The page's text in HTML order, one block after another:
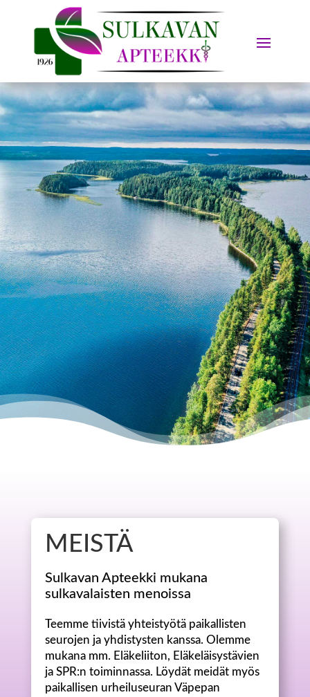
MEISTÄ
Sulkavan Apteekki mukana
sulkavalaisten menoissa
Teemme tiivistä yhteistyötä paikallisten
seurojen ja yhdistysten kanssa. Olemme
mukana mm. Eläkeliiton, Eläkeläisystävien
ja SPR:n toiminnassa. Löydät meidät myös
paikallisen urheiluseuran Väpepan